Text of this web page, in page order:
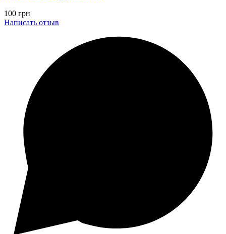
100 грн
Написать отзыв